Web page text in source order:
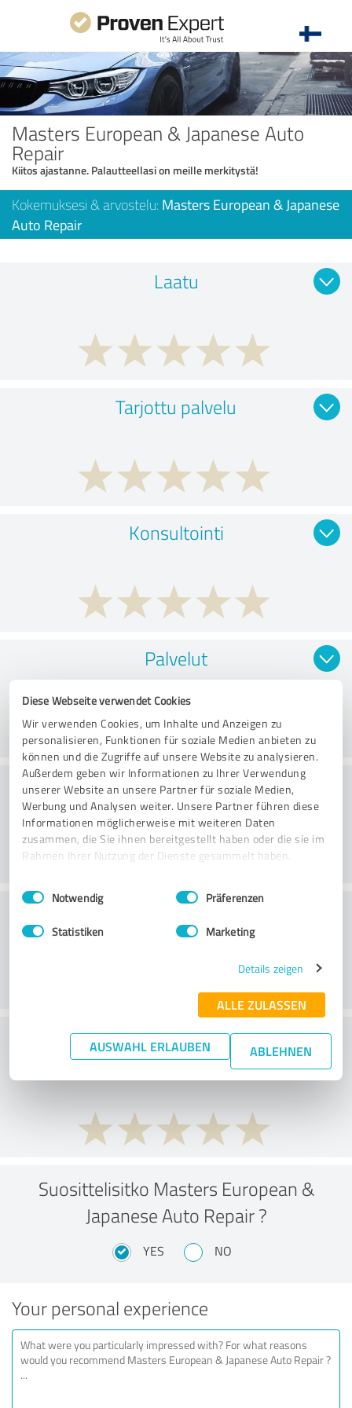
Diese Webseite verwendet Cookies
Wir verwenden Cookies, um Inhalte und Anzeigen zu
personalisieren, Funktionen für soziale Medien anbieten zu
können und die Zugriffe auf unsere Website zu analysieren.
Außerdem geben wir Informationen zu Ihrer Verwendung
unserer Website an unsere Partner für soziale Medien,
Werbung und Analysen weiter. Unsere Partner führen diese
Informationen möglicherweise mit weiteren Daten
zusammen, die Sie ihnen bereitgestellt haben oder die sie im
Rahmen Ihrer Nutzung der Dienste gesammelt haben.
Impressum Datenschutzbestimmungen
Einwilligungsauswahl
Notwendig Präferenzen
Statistiken Marketing
Details zeigen
ALLE ZULASSEN
AUSWAHL ERLAUBEN ABLEHNEN
Masters European & Japanese Auto
Repair
Kiitos ajastanne. Palautteellasi on meille merkitystä!
Kokemuksesi & arvostelu: Masters European & Japanese
Auto Repair
Laatu
Tarjottu palvelu
Konsultointi
Palvelut
Käsittely
Asiakaspalvelu
What do you think of the price to
performance ratio?
Suosittelisitko Masters European &
Japanese Auto Repair ?
YES NO
Your personal experience